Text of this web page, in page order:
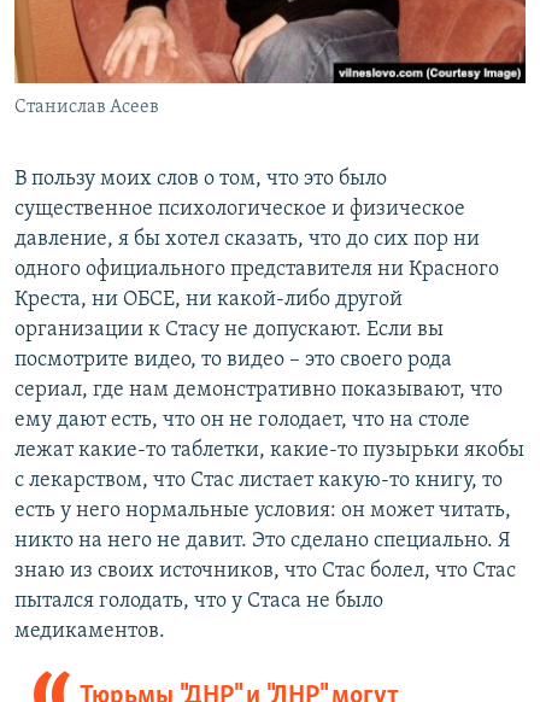
Станислав Асеев
В пользу моих слов о том, что это было
существенное психологическое и физическое
давление, я бы хотел сказать, что до сих пор ни
одного официального представителя ни Красного
Креста, ни ОБСЕ, ни какой-либо другой
организации к Стасу не допускают. Если вы
посмотрите видео, то видео – это своего рода
сериал, где нам демонстративно показывают, что
ему дают есть, что он не голодает, что на столе
лежат какие-то таблетки, какие-то пузырьки якобы
с лекарством, что Стас листает какую-то книгу, то
есть у него нормальные условия: он может читать,
никто на него не давит. Это сделано специально. Я
знаю из своих источников, что Стас болел, что Стас
пытался голодать, что у Стаса не было
медикаментов.
Тюрьмы "ДНР" и "ЛНР" могут